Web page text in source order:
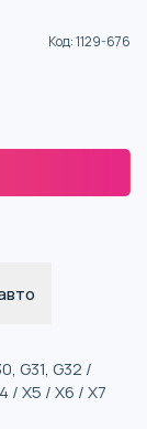
Код:1129-676
G31, G32 /
/ X5 / X6 / X7